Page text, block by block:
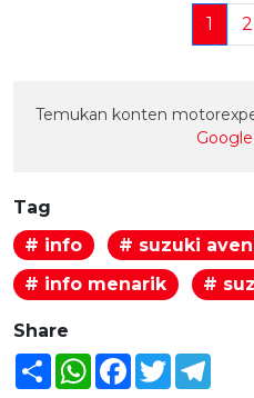
1 2
Temukan konten
Tag
# info
# suzuki
# info menarik
#
Share
Share WhatsAppFacebook
Twitter